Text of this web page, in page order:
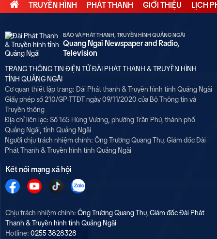
TRUYỀN HÌNH PHÁT THANH GIỚI THIỆU LỊCH
BÁO VÀ PHÁT THANH, TRUYỀN HÌNH QUẢNG NGÃI
Quang Ngai Newspaper and Radio,
Television
TRANG THÔNG TIN ĐIỆN TỬ ĐÀI PHÁT THANH & TRUYỀN HÌNH
TỈNH QUẢNG NGÃI
Cơ quan thiết lập trang: Đài Phát thanh & Truyền hình tỉnh Quảng Ngãi
Giấy phép số 210/GP-TTĐT ngày 09/11/2020 của Bộ Thông tin và
Truyền thông
Địa chỉ liên lạc: Số 165 Hùng Vương, phường Trần Phú, thành phố
Quảng Ngãi, tỉnh Quảng Ngãi
Người chịu trách nhiệm chính: Ông Trương Quang Thu, Giám đốc Đài
Phát Thanh & Truyền hình tỉnh Quảng Ngãi
Kết nối mạng xã hội
Chịu trách nhiệm chính: Ông Trương Quang Thu, Giám đốc Đài Phát
Thanh & Truyền hình tỉnh Quảng Ngãi
Hotline: 0255 3828328